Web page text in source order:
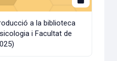
a la biblioteca
i Facultat de